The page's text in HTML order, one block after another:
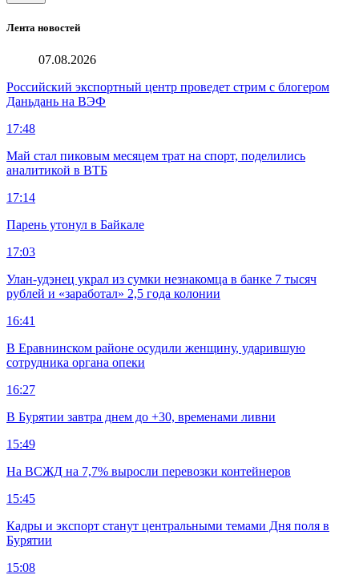
Лента новостей
07.08.2026
Российский экспортный центр проведет стрим с блогером
Даньдань на ВЭФ
17:48
Май стал пиковым месяцем трат на спорт, поделились
аналитикой в ВТБ
17:14
Парень утонул в Байкале
17:03
Улан-удэнец украл из сумки незнакомца в банке 7 тысяч
рублей и «заработал» 2,5 года колонии
16:41
В Еравнинском районе осудили женщину, ударившую
сотрудника органа опеки
16:27
В Бурятии завтра днем до +30, временами ливни
15:49
На ВСЖД на 7,7% выросли перевозки контейнеров
15:45
Кадры и экспорт станут центральными темами Дня поля в
Бурятии
15:08